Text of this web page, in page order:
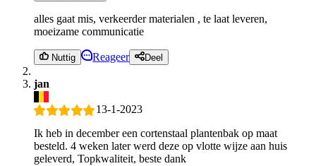
alles gaat mis, verkeerder materialen , te laat leveren,
moeizame communicatie
Nuttig Reageer Deel
jan
13-1-2023
Ik heb in december een cortenstaal plantenbak op maat
besteld. 4 weken later werd deze op vlotte wijze aan huis
geleverd, Topkwaliteit, beste dank